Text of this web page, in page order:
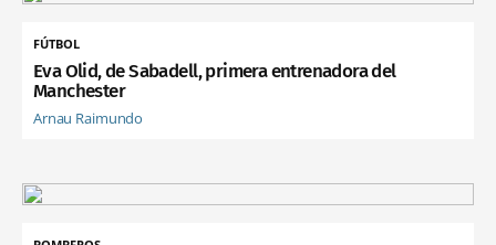
FÚTBOL
Eva Olid, de Sabadell, primera entrenadora del
Manchester
Arnau Raimundo